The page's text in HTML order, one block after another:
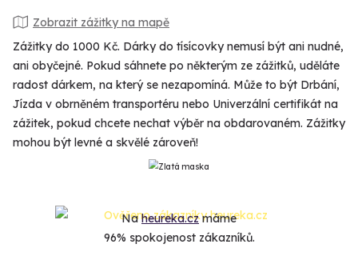
Zobrazit zážitky na mapě
Zážitky do 1000 Kč. Dárky do tísícovky nemusí být ani nudné,
ani obyčejné. Pokud sáhnete po některým ze zážitků, uděláte
radost dárkem, na který se nezapomíná. Může to být Drbání,
Jízda v obrněném transportéru nebo Univerzální certifikát na
zážitek, pokud chcete nechat výběr na obdarovaném. Zážitky
mohou být levné a skvělé zároveň!
Naheureka.czmáme
96% spokojenost zákazníků.